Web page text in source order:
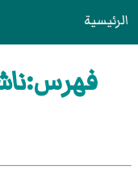
الرئيسية